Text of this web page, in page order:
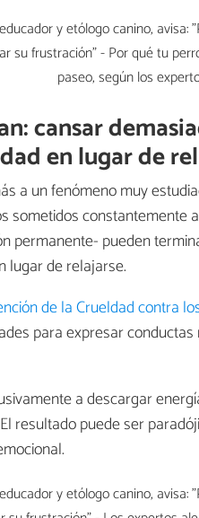
cansar
en lugar de
a un fenómeno muy
sometidos constantemente
permanente- pueden
lugar de relajarse.
de la Crueldad contra
para expresar
a descargar
resultado puede ser